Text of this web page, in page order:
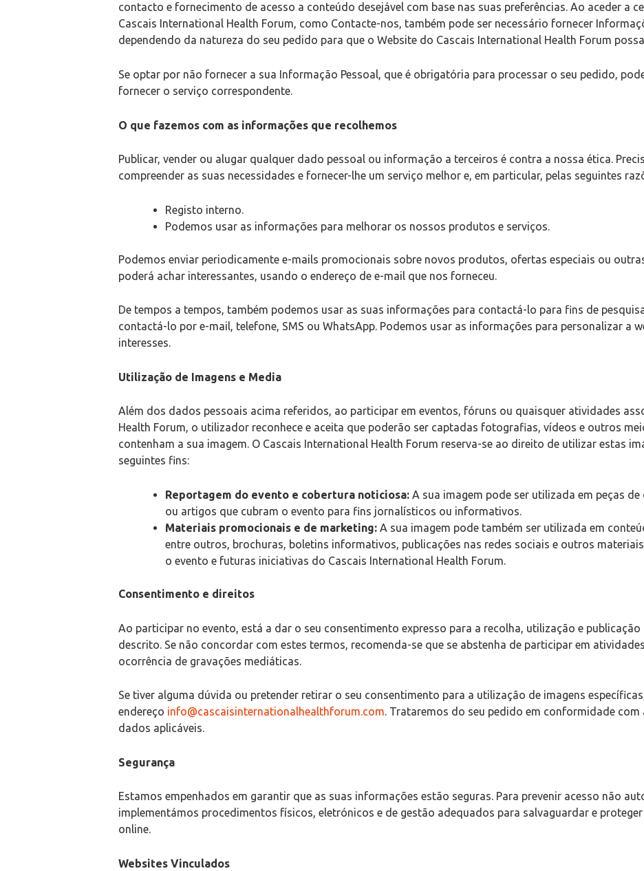
contacto e fornecimento de acesso a conteúdo desejável com base nas suas preferências. Ao aceder a
Cascais International Health Forum, como Contacte-nos, também pode ser necessário fornecer
dependendo da natureza do seu pedido para que o Website do Cascais International Health Forum
Se optar por não fornecer a sua Informação Pessoal, que é obrigatória para processar o seu pedido,
fornecer o serviço correspondente.
O que fazemos com as informações que recolhemos
Publicar, vender ou alugar qualquer dado pessoal ou informação a terceiros é contra a nossa ética.
compreender as suas necessidades e fornecer-lhe um serviço melhor e, em particular, pelas seguintes
Registo interno.
Podemos usar as informações para melhorar os nossos produtos e serviços.
Podemos enviar periodicamente e-mails promocionais sobre novos produtos, ofertas especiais ou
poderá achar interessantes, usando o endereço de e-mail que nos forneceu.
De tempos a tempos, também podemos usar as suas informações para contactá-lo para fins de
contactá-lo por e-mail, telefone, SMS ou WhatsApp. Podemos usar as informações para personalizar a
interesses.
Utilização de Imagens e Media
Além dos dados pessoais acima referidos, ao participar em eventos, fóruns ou quaisquer atividades
Health Forum, o utilizador reconhece e aceita que poderão ser captadas fotografias, vídeos e outros
contenham a sua imagem. O Cascais International Health Forum reserva-se ao direito de utilizar estas
seguintes fins:
Reportagem do evento e cobertura noticiosa:A sua imagem pode ser utilizada em peças
ou artigos que cubram o evento para fins jornalísticos ou informativos.
Materiais promocionais e de marketing:A sua imagem pode também ser utilizada em
entre outros, brochuras, boletins informativos, publicações nas redes sociais e outros
o evento e futuras iniciativas do Cascais International Health Forum.
Consentimento e direitos
Ao participar no evento, está a dar o seu consentimento expresso para a recolha, utilização e
descrito. Se não concordar com estes termos, recomenda-se que se abstenha de participar em
ocorrência de gravações mediáticas.
Se tiver alguma dúvida ou pretender retirar o seu consentimento para a utilização de imagens
endereço info@cascaisinternationalhealthforum.com. Trataremos do seu pedido em conformidade
dados aplicáveis.
Segurança
Estamos empenhados em garantir que as suas informações estão seguras. Para prevenir acesso não
implementámos procedimentos físicos, eletrónicos e de gestão adequados para salvaguardar e
online.
Websites Vinculados